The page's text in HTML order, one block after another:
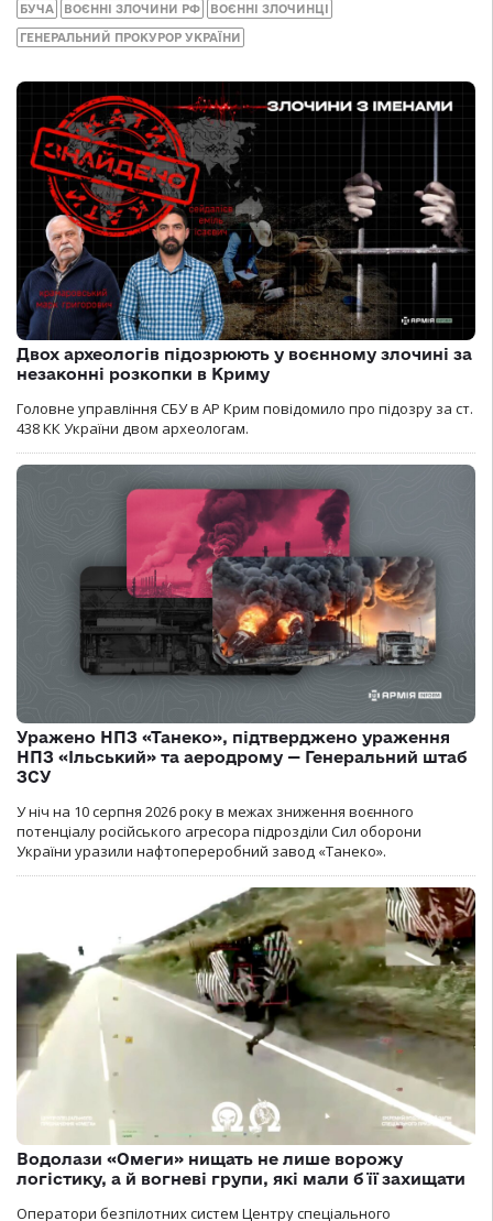
БУЧА ВОЄННІ ЗЛОЧИНИ РФ ВОЄННІ ЗЛОЧИНЦІ
ГЕНЕРАЛЬНИЙ ПРОКУРОР УКРАЇНИ
Двох археологів підозрюють у воєнному злочині за
незаконні розкопки в Криму
Головне управління СБУ в АР Крим повідомило про підозру за ст.
438 КК України двом археологам.
Уражено НПЗ «Танеко», підтверджено ураження
НПЗ «Ільський» та аеродрому — Генеральний штаб
ЗСУ
У ніч на 10 серпня 2026 року в межах зниження воєнного
потенціалу російського агресора підрозділи Сил оборони
України уразили нафтопереробний завод «Танеко».
Водолази «Омеги» нищать не лише ворожу
логістику, а й вогневі групи, які мали б її захищати
Оператори безпілотних систем Центру спеціального